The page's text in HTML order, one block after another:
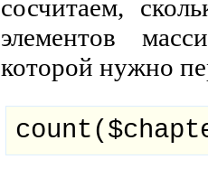
сосчитаем,
элементов
которой нужно